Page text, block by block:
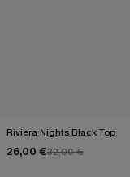
Riviera Nights Black Top
26,00 €32,00 €